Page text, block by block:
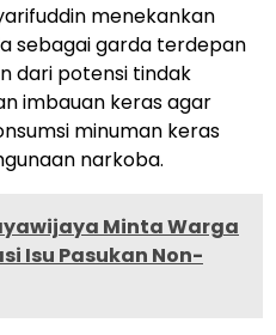
menekankan
sebagai garda terdepan
dari potensi tindak
imbauan keras agar
minuman keras
narkoba.
Minta Warga
Isu Pasukan Non-